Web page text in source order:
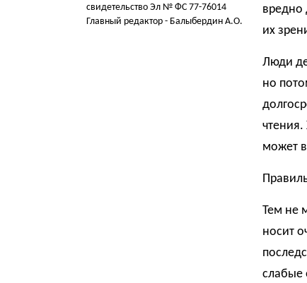
свидетельство Эл № ФС 77-76014
Главный редактор - Балыбердин А.О.
вредно
их
Люди
но
чтения.
может
Тем не
носит
слабые